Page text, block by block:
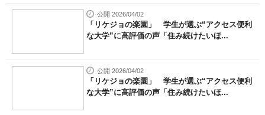
公開 2026/04/02
「リケジョの楽園」 学生が選ぶ“アクセス便利
な大学”に高評価の声「住み続けたいほ...
公開 2026/04/02
「リケジョの楽園」 学生が選ぶ“アクセス便利
な大学”に高評価の声「住み続けたいほ...